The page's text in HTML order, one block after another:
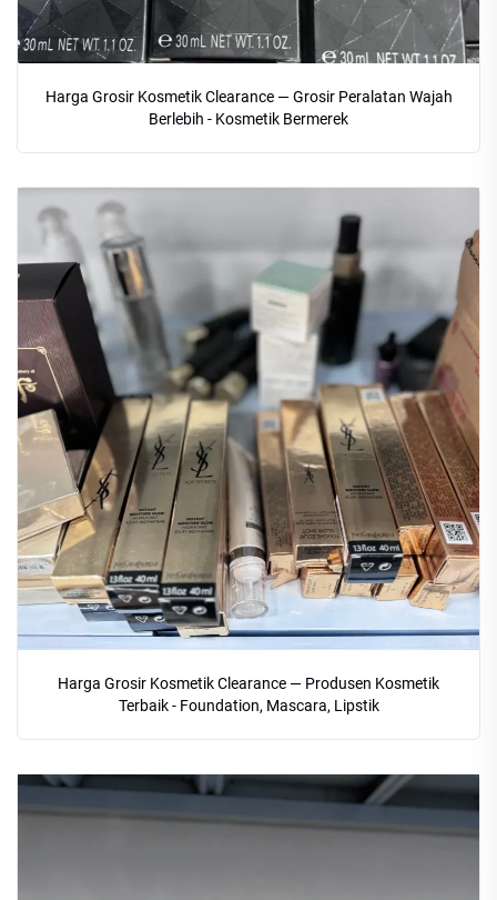
Harga Grosir Kosmetik Clearance — Grosir Peralatan Wajah
Berlebih - Kosmetik Bermerek
Harga Grosir Kosmetik Clearance — Produsen Kosmetik
Terbaik - Foundation, Mascara, Lipstik